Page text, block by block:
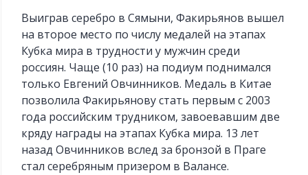
Выиграв серебро в Сямыни, Факирьянов вышел
на второе место по числу медалей на этапах
Кубка мира в трудности у мужчин среди
россиян. Чаще (10 раз) на подиум поднимался
только Евгений Овчинников. Медаль в Китае
позволила Факирьянову стать первым с 2003
года российским трудником, завоевавшим две
кряду награды на этапах Кубка мира. 13 лет
назад Овчинников вслед за бронзой в Праге
стал серебряным призером в Валансе.